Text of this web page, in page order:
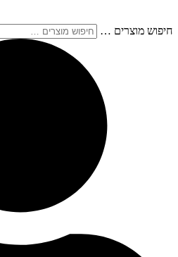
חיפוש מוצרים …